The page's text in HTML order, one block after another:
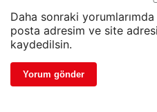
Daha sonraki yorumlarımda
posta adresim ve site
kaydedilsin.